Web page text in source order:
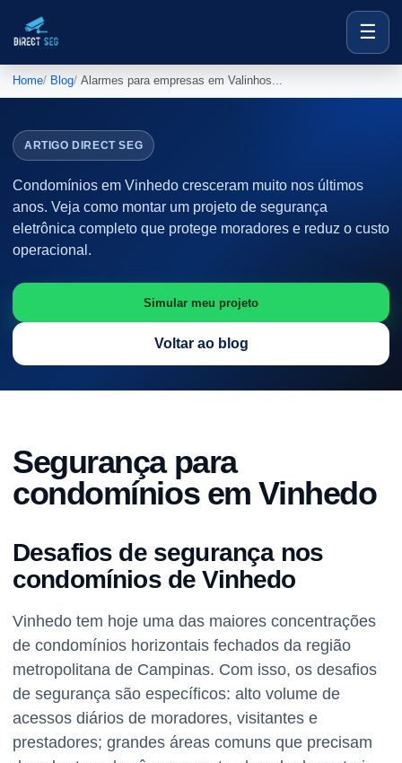
☰
Home Blog Alarmes para empresas em Valinhos...
ARTIGO DIRECT SEG
Condomínios em Vinhedo cresceram muito nos últimos
anos. Veja como montar um projeto de segurança
eletrônica completo que protege moradores e reduz o custo
operacional.
Simular meu projeto
Voltar ao blog
Segurança para
condomínios em Vinhedo
Desafios de segurança nos
condomínios de Vinhedo
Vinhedo tem hoje uma das maiores concentrações
de condomínios horizontais fechados da região
metropolitana de Campinas. Com isso, os desafios
de segurança são específicos: alto volume de
acessos diários de moradores, visitantes e
prestadores; grandes áreas comuns que precisam